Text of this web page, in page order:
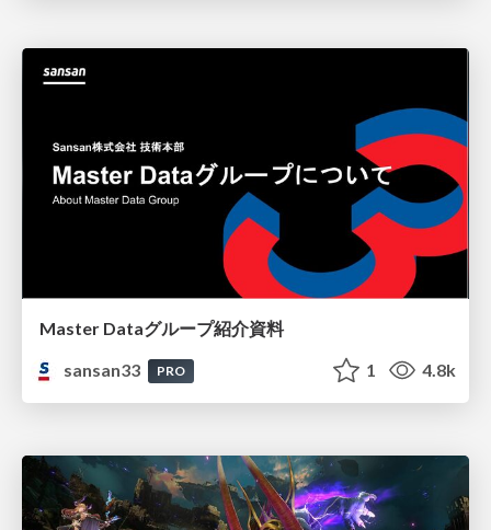
Master Dataグループ紹介資料
sansan33
PRO 1 4.8k